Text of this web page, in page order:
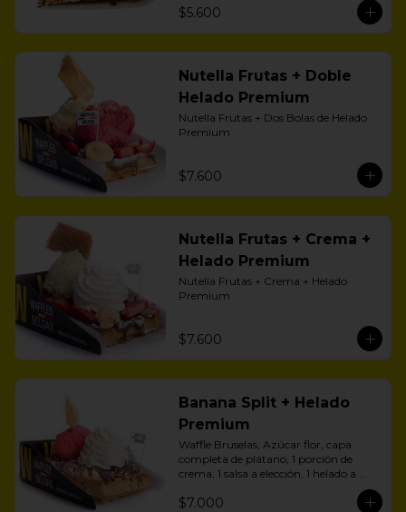
$5.600
Nutella Frutas + Doble
Helado Premium
Nutella Frutas + Dos Bolas de Helado
Premium
$7.600
Nutella Frutas + Crema +
Helado Premium
Nutella Frutas + Crema + Helado
Premium
$7.600
Banana Split + Helado
Premium
Waffle Bruselas, Azúcar flor, capa
completa de plátano, 1 porción de
crema, 1 salsa a elección, 1 helado a
$7.000